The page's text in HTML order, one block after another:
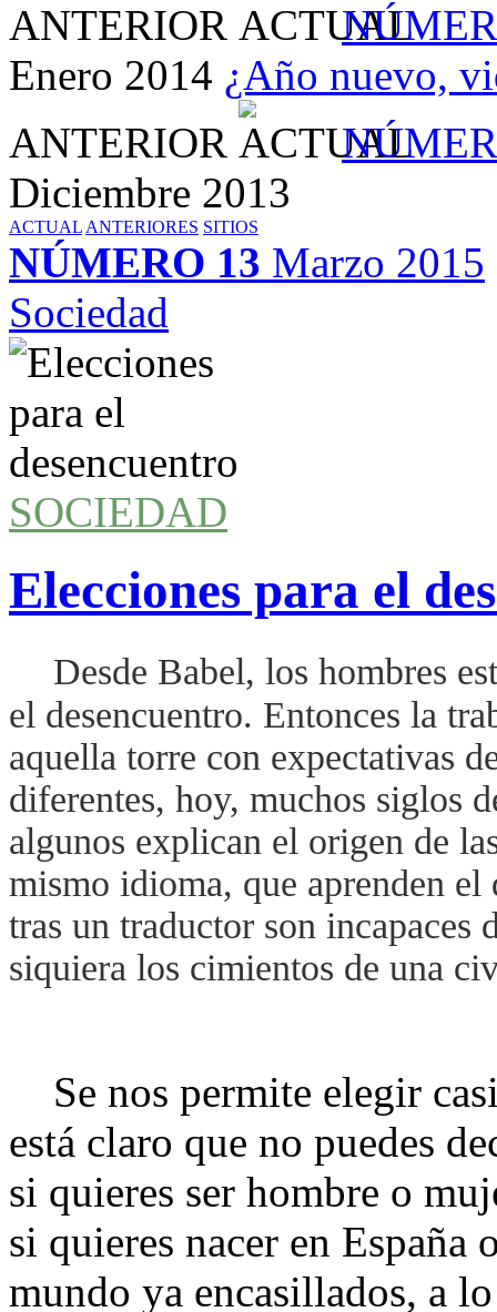
ANTERIOR
Enero 2014 ¿Año nuevo,
ANTERIOR
Diciembre 2013
ACTUAL ANTERIORES SITIOS
NÚMERO 13 Marzo 2015
Sociedad
SOCIEDAD
Elecciones para el
Desde Babel, los hombres
el desencuentro. Entonces la
aquella torre con expectativas
diferentes, hoy, muchos siglos
algunos explican el origen de
mismo idioma, que aprenden
tras un traductor son incapaces
siquiera los cimientos de una
Se nos permite elegir
está claro que no puedes
si quieres ser hombre o
si quieres nacer en España
mundo ya encasillados, a